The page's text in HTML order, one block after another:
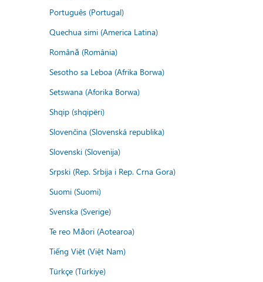
Português (Portugal)
Quechua simi (America Latina)
Română (România)
Sesotho sa Leboa (Afrika Borwa)
Setswana (Aforika Borwa)
Shqip (shqipëri)
Slovenčina (Slovenská republika)
Slovenski (Slovenija)
Srpski (Rep. Srbija i Rep. Crna Gora)
Suomi (Suomi)
Svenska (Sverige)
Te reo Māori (Aotearoa)
Tiếng Việt (Việt Nam)
Türkçe (Türkiye)